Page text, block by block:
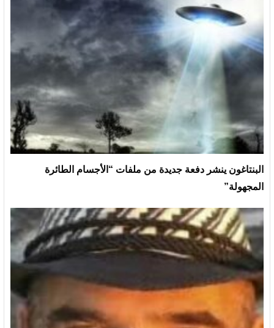
البنتاغون ينشر دفعة جديدة من ملفات “الأجسام الطائرة
المجهولة”